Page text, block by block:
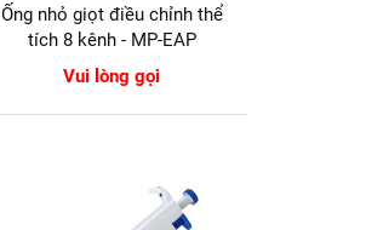
Ống nhỏ giọt điều chỉnh thể
tích 8 kênh - MP-EAP
Vui lòng gọi